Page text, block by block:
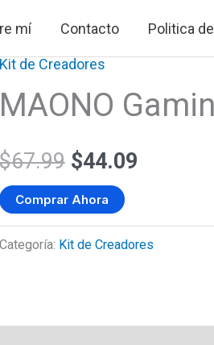
mí Contacto Politica
Kit de Creadores
MAONO
$67.99 El
precio
original
$67.99.
$44.09El
actual
$44.09.
Comprar Ahora
Categoría: Kit de Creadores